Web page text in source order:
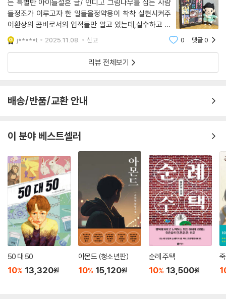
는 특별반 아이들설흔 글/ 인디고 그림나무를 심는 사람
들정조가 이루고자 한 일들을정약용이 착착 실현시켜주
어환상의 콤비로서의 업적들만 알고 있는데,실수하고 후
회하고 반성하는평범한 사람, 정약용에 대한 보고서라
고?!역사에 남을 훌륭한 결과물들을 내기 위해어떤 실수
와 후회, 반성들이 있었는지넘나 궁금해서 신청한 서평
j*****t 2025.11.08. 신고 0 댓글0
리뷰 전체보기
배송/반품/교환 안내
이 분야 베스트셀러
50 대 50
10% 13,320원
아몬드 (청소년판)
10% 15,120원
순례 주택
10% 13,500원